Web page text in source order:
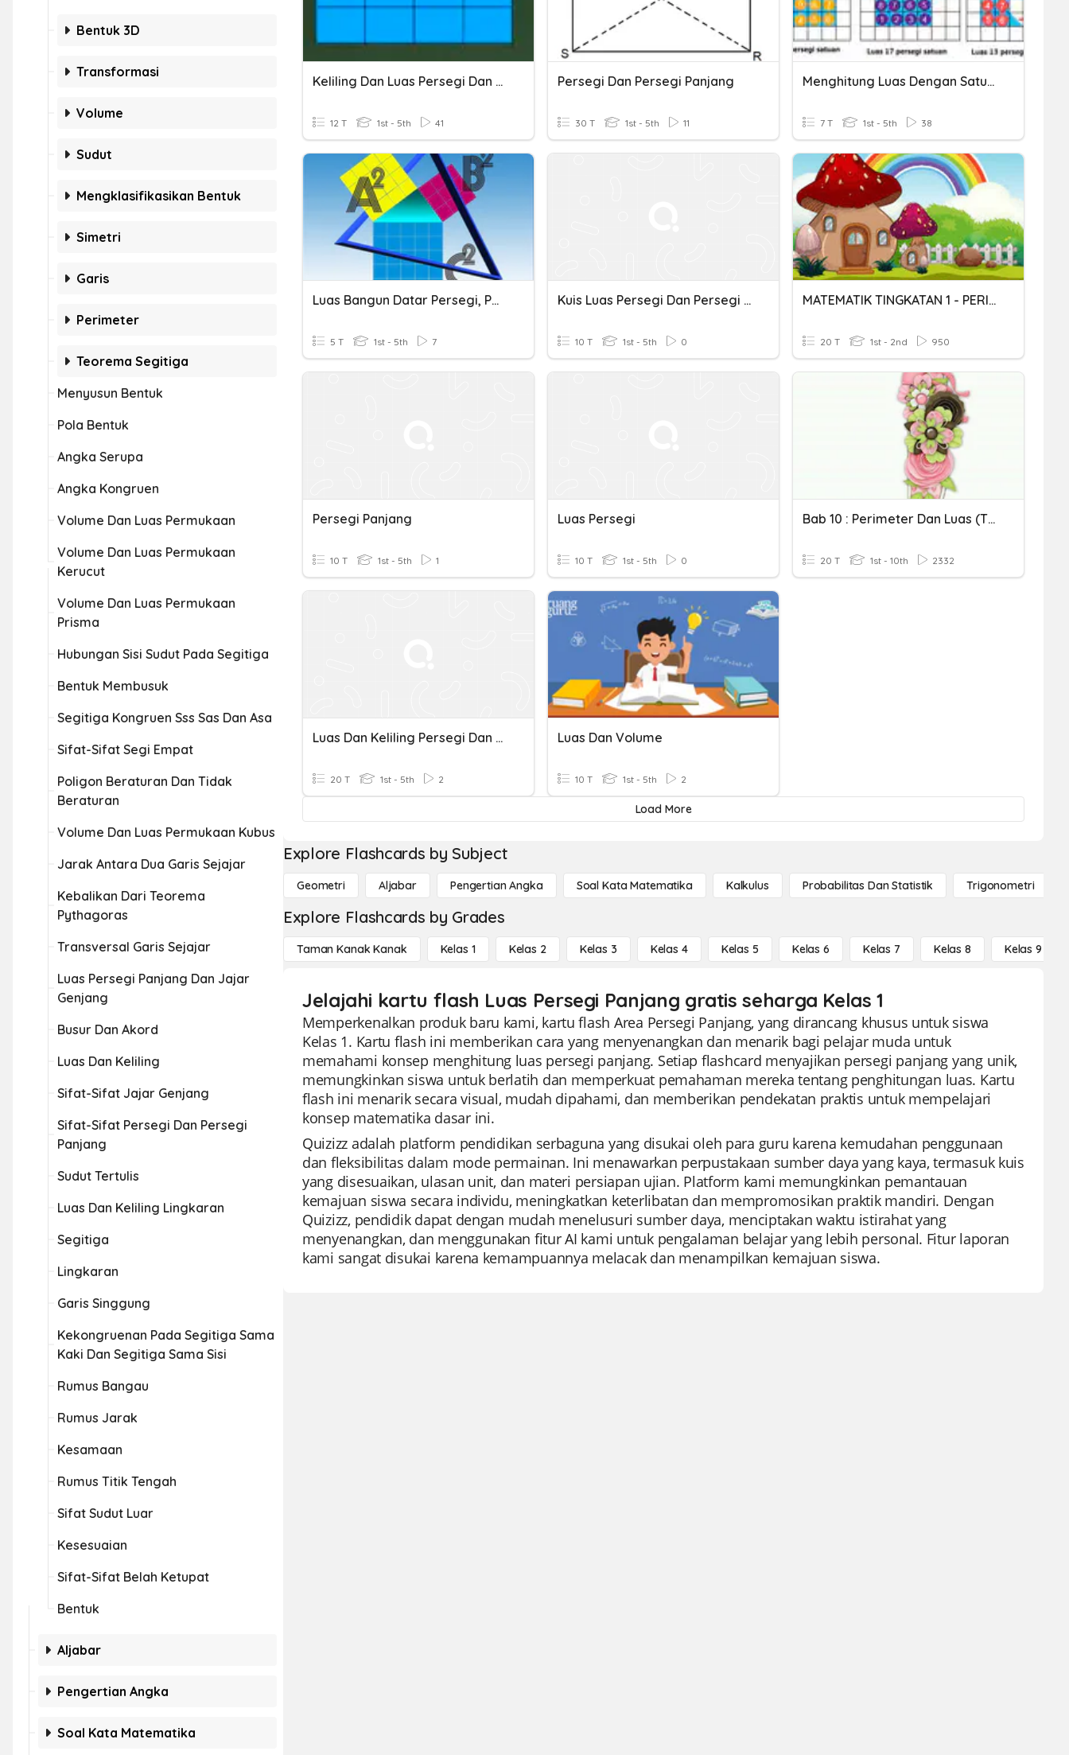
Bentuk 3D
Transformasi
Volume
Sudut
Mengklasifikasikan Bentuk
Simetri
Garis
Perimeter
Teorema Segitiga
Menyusun Bentuk
Pola Bentuk
Angka Serupa
Angka Kongruen
Volume Dan Luas Permukaan
Volume Dan Luas Permukaan
Kerucut
Volume Dan Luas Permukaan
Prisma
Hubungan Sisi Sudut Pada Segitiga
Bentuk Membusuk
Segitiga Kongruen Sss Sas Dan Asa
Sifat-Sifat Segi Empat
Poligon Beraturan Dan Tidak
Beraturan
Volume Dan Luas Permukaan Kubus
Jarak Antara Dua Garis Sejajar
Kebalikan Dari Teorema
Pythagoras
Transversal Garis Sejajar
Luas Persegi Panjang Dan Jajar
Genjang
Busur Dan Akord
Luas Dan Keliling
Sifat-Sifat Jajar Genjang
Sifat-Sifat Persegi Dan Persegi
Panjang
Sudut Tertulis
Luas Dan Keliling Lingkaran
Segitiga
Lingkaran
Garis Singgung
Kekongruenan Pada Segitiga Sama
Kaki Dan Segitiga Sama Sisi
Rumus Bangau
Rumus Jarak
Kesamaan
Rumus Titik Tengah
Sifat Sudut Luar
Kesesuaian
Sifat-Sifat Belah Ketupat
Bentuk
Aljabar
Pengertian Angka
Soal Kata Matematika
Keliling Dan Luas Persegi Dan Perseg Panjnag
12 T 1st - 5th 41
Persegi Dan Persegi Panjang
30 T 1st - 5th 11
Menghitung Luas Dengan Satuan Persegi
7 T 1st - 5th 38
Luas Bangun Datar Persegi, Persegi Panjang, Dan Segitiga
5 T 1st - 5th 7
Kuis Luas Persegi Dan Persegi Panjang
10 T 1st - 5th 0
MATEMATIK TINGKATAN 1 - PERIMETER DAN LUAS
20 T 1st - 2nd 950
Persegi Panjang
10 T 1st - 5th 1
Luas Persegi
10 T 1st - 5th 0
Bab 10 : Perimeter Dan Luas (Tingkatan 1)
20 T 1st - 10th 2332
Luas Dan Keliling Persegi Dan Persegi Panjang
20 T 1st - 5th 2
Luas Dan Volume
10 T 1st - 5th 2
Load More
Explore Flashcards by Subject
Geometri Aljabar Pengertian Angka Soal Kata Matematika Kalkulus Probabilitas Dan Statistik Trigonometri
Explore Flashcards by Grades
Taman Kanak Kanak Kelas 1 Kelas 2 Kelas 3 Kelas 4 Kelas 5 Kelas 6 Kelas 7 Kelas 8 Kelas 9
Jelajahi kartu flash Luas Persegi Panjang gratis seharga Kelas 1
Memperkenalkan produk baru kami, kartu flash Area Persegi Panjang, yang dirancang khusus untuk siswa
Kelas 1. Kartu flash ini memberikan cara yang menyenangkan dan menarik bagi pelajar muda untuk
memahami konsep menghitung luas persegi panjang. Setiap flashcard menyajikan persegi panjang yang unik,
memungkinkan siswa untuk berlatih dan memperkuat pemahaman mereka tentang penghitungan luas. Kartu
flash ini menarik secara visual, mudah dipahami, dan memberikan pendekatan praktis untuk mempelajari
konsep matematika dasar ini.
Quizizz adalah platform pendidikan serbaguna yang disukai oleh para guru karena kemudahan penggunaan
dan fleksibilitas dalam mode permainan. Ini menawarkan perpustakaan sumber daya yang kaya, termasuk kuis
yang disesuaikan, ulasan unit, dan materi persiapan ujian. Platform kami memungkinkan pemantauan
kemajuan siswa secara individu, meningkatkan keterlibatan dan mempromosikan praktik mandiri. Dengan
Quizizz, pendidik dapat dengan mudah menelusuri sumber daya, menciptakan waktu istirahat yang
menyenangkan, dan menggunakan fitur AI kami untuk pengalaman belajar yang lebih personal. Fitur laporan
kami sangat disukai karena kemampuannya melacak dan menampilkan kemajuan siswa.